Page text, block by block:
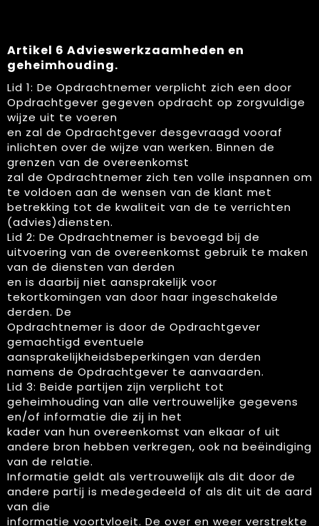
Artikel 6 Advieswerkzaamheden en
geheimhouding.
Lid 1: De Opdrachtnemer verplicht zich een door
Opdrachtgever gegeven opdracht op zorgvuldige
wijze uit te voeren
en zal de Opdrachtgever desgevraagd vooraf
inlichten over de wijze van werken. Binnen de
grenzen van de overeenkomst
zal de Opdrachtnemer zich ten volle inspannen om
te voldoen aan de wensen van de klant met
betrekking tot de kwaliteit van de te verrichten
(advies)diensten.
Lid 2: De Opdrachtnemer is bevoegd bij de
uitvoering van de overeenkomst gebruik te maken
van de diensten van derden
en is daarbij niet aansprakelijk voor
tekortkomingen van door haar ingeschakelde
derden. De
Opdrachtnemer is door de Opdrachtgever
gemachtigd eventuele
aansprakelijkheidsbeperkingen van derden
namens de Opdrachtgever te aanvaarden.
Lid 3: Beide partijen zijn verplicht tot
geheimhouding van alle vertrouwelijke gegevens
en/of informatie die zij in het
kader van hun overeenkomst van elkaar of uit
andere bron hebben verkregen, ook na beëindiging
van de relatie.
Informatie geldt als vertrouwelijk als dit door de
andere partij is medegedeeld of als dit uit de aard
van die
informatie voortvloeit. De over en weer verstrekte